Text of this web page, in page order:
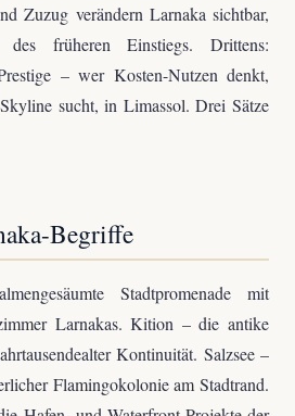
Zuzug verändern Larnaka sichtbar,
früheren Einstiegs. Drittens:
– wer Kosten-Nutzen denkt,
sucht, in Limassol. Drei Sätze
Begriffe
Stadtpromenade mit
Larnakas. Kition – die antike
Kontinuität. Salzsee –
Flamingokolonie am Stadtrand.